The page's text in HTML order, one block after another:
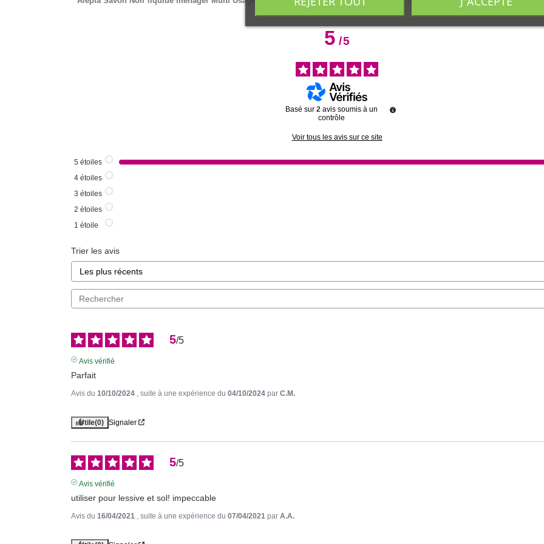
5/5
Basé sur2 avis soumis à un
contrôle
Voir tous les avis sur ce site
5 étoiles
4 étoiles
3 étoiles
2 étoiles
1 étoile
Trier les avis
5/5
Avis vérifié
Parfait
Avis du 10/10/2024 , suite à une expérience du 04/10/2024 par C.M.
Utile(0) Signaler
5/5
Avis vérifié
utiliser pour lessive et sol! impeccable
Avis du 16/04/2021 , suite à une expérience du 07/04/2021 par A.A.